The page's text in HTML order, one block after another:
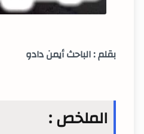
بقلم : الباحث أيمن دادو
الملخص :